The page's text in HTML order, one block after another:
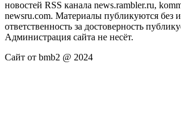
новостей RSS канала news.rambler.ru,
newsru.com. Материалы публикуются без
ответственность за достоверность
Администрация сайта не несёт.
Сайт от bmb2 @ 2024